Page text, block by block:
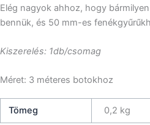
Elég nagyok ahhoz, hogy
bennük, és 50 mm-es
Kiszerelés: 1db/csomag
Méret: 3 méteres botokhoz
Tömeg 0,2 kg